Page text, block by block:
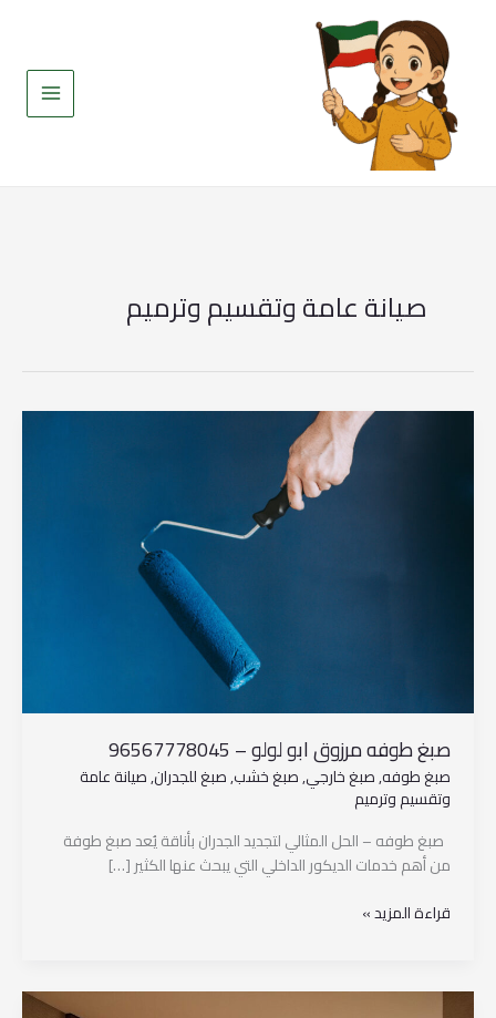
المحتوى
صيانة عامة وتقسيم وترميم
صبغ طوفه مرزوق ابو لولو – 96567778045
صبغ طوفه,صبغ خارجي,صبغ خشب,صبغ للجدران,صيانة عامة
وتقسيم وترميم
صبغ طوفه – الحل المثالي لتجديد الجدران بأناقة يُعد صبغ طوفة
من أهم خدمات الديكور الداخلي التي يبحث عنها الكثير […]
قراءة المزيد »